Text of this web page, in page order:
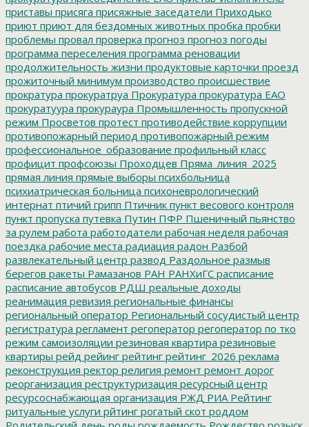
приставы присяга присяжные заседатели Приходько
приют приют для бездомных животных пробка пробки
проблемы провал проверка прогноз прогноз погоды
программа переселения программа реновации
продолжительность жизни продуктовые карточки проезд
прожиточный минимум производство происшествие
прократура прокуратруа Прокуратура прокуратура ЕАО
прокуратуура прокураура Промышленность пропускной
режим Просветов протест противодействие коррупции
противопожарный период противопожарный режим
профессиональное_образование профильный класс
профицит профсоюзы Проходцев Пряма_линия_2025
прямая линия прямые выборы психбольница
психиатрическая больница психоневрологический
интернат птичий грипп Птичник пункт весового контроля
пункт пропуска путевка Путин ПФР Пшеничный пьянство
за рулем работа работодатели рабочая неделя рабочая
поездка рабочие места радиация радон Разбой
развлекательный центр развод Раздольное размыв
берегов ракеты Рамазанов РАН РАНХиГС расписание
расписание автобусов РДШ реальные доходы
реанимация ревизия региональные финансы
региональный оператор Региональный сосудистый центр
регистратура регламент регоператор регоператор по тко
режим самоизоляции резиновая квартира резиновые
квартиры рейд рейинг рейтинг рейтинг_2026 реклама
реконструкция ректор религия ремонт ремонт дорог
реорганизация реструктуризация ресурсный центр
ресурсоснабжающая организация РЖД РИА Рейтинг
ритуальные услуги рйтинг рогатый скот роддом